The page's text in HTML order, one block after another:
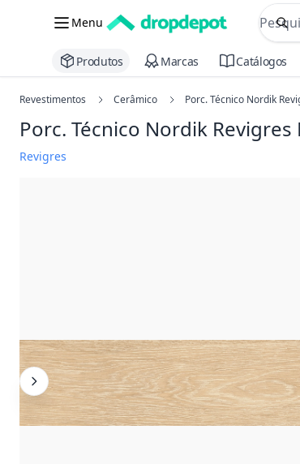
Menu
Produtos Marcas Catálogos
Revestimentos Cerâmico Porc. Técnico Nordik
Porc. Técnico Nordik Revigres
Revigres